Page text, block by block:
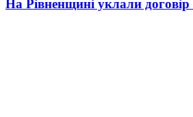
На Рівненщині уклали